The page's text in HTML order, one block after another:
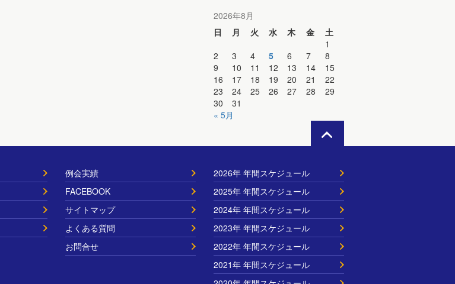
2026年8月
日
月 火 水 木 金
土
1
2
3 4 5 6 7
8
9
10 11 12 13 14
15
16
17 18 19 20 21
22
23
24 25 26 27 28
29
30
31
« 5月
例会実績
FACEBOOK
サイトマップ
よくある質問
お問合せ
2026年 年間スケジュール
2025年 年間スケジュール
2024年 年間スケジュール
2023年 年間スケジュール
2022年 年間スケジュール
2021年 年間スケジュール